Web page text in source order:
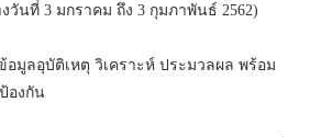
วันที่ 3 มกราคม ถึง 3 กุมภาพันธ์ 2562)
ติเหตุ วิเคราะห์ ประมวลผล พร้อม
องกัน